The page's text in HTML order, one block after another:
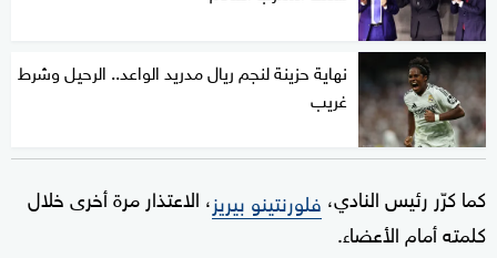
نهاية حزينة لنجم ريال مدريد الواعد.. الرحيل وشرط
غريب
كما كرّر رئيس النادي، فلورنتينو بيريز، الاعتذار مرة أخرى خلال
كلمته أمام الأعضاء.